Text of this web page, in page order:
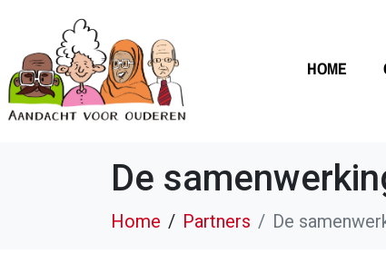
HOME
De
Home Partners De